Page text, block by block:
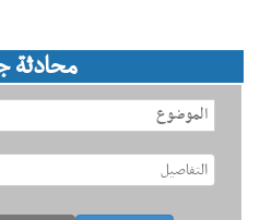
محادثة